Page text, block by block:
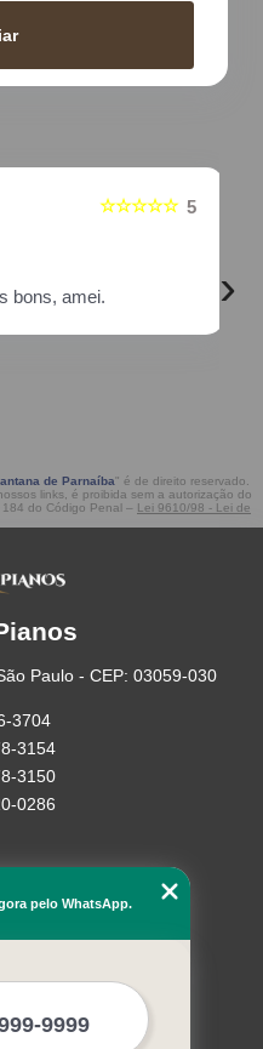
5
☆☆☆☆☆
bons, amei. ›
de Parnaíba" é de direito reservado.
links, é proibida sem a autorização do
do Código Penal – Lei 9610/98 - Lei de
Paulo - CEP: 03059-030
3704
3154
3150
0286
pelo WhatsApp.